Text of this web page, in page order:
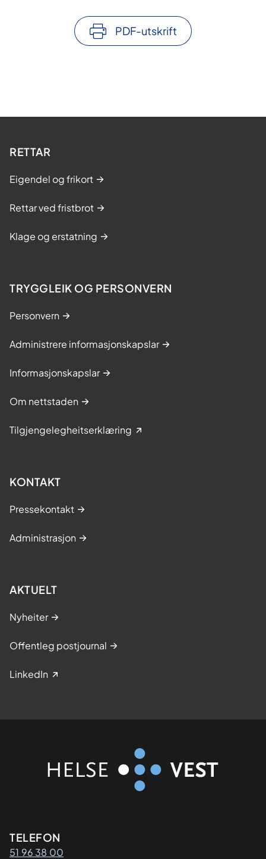
PDF-utskrift
RETTAR
Eigendel og frikort
Rettar ved fristbrot
Klage og erstatning
TRYGGLEIK OG PERSONVERN
Personvern
Administrere informasjonskapslar
Informasjonskapslar
Om nettstaden
Tilgjengelegheitserklæring
KONTAKT
Pressekontakt
Administrasjon
AKTUELT
Nyheiter
Offentleg postjournal
LinkedIn
Kontaktinformasjon
TELEFON
51 96 38 00